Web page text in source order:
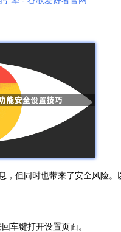
但同时也带来了安全风险
车键打开设置页面。